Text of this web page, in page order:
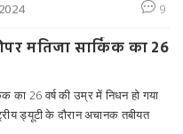
9
मतिजा सार्किक का 26
का 26 वर्ष की उम्र में निधन हो गया
ड्यूटी के दौरान अचानक तबीयत